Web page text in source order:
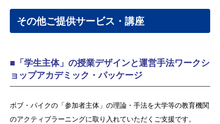
その他ご提供サービス・講座
■「学生主体」の授業デザインと運営手法ワークシ
ョップアカデミック・パッケージ
ボブ・パイクの「参加者主体」の理論・手法を大学等の教育機関
のアクティブラーニングに取り入れていただくご支援です。